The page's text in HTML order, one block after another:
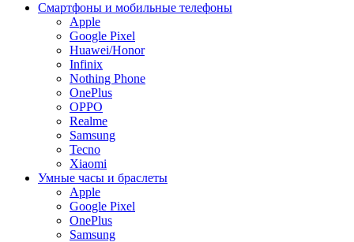
Смартфоны и мобильные телефоны
Apple
Google Pixel
Huawei/Honor
Infinix
Nothing Phone
OnePlus
OPPO
Realme
Samsung
Tecno
Xiaomi
Умные часы и браслеты
Apple
Google Pixel
OnePlus
Samsung